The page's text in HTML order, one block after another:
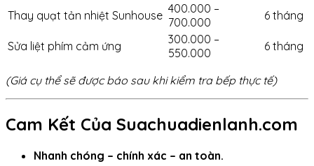
Thay quạt tản nhiệt Sunhouse 400.000 –
700.000
6 tháng
Sửa liệt phím cảm ứng
300.000 –
550.000
6 tháng
(Giá cụ thể sẽ được báo sau khi kiểm tra bếp thực tế)
Cam Kết Của Suachuadienlanh.com
Nhanh chóng – chính xác – an toàn.